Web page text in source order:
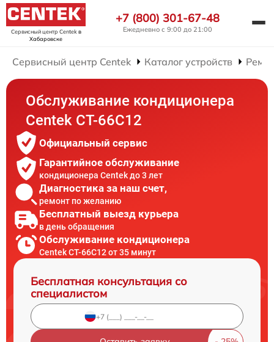
Сервисный центр Centekв
Хабаровске
+7 (800) 301-67-48
Ежедневно с 9:00 до 21:00
Сервисный центр Centek Каталог устройств
Обслуживание кондиционера
Centek CT-66C12
Официальный сервис
Гарантийное обслуживание
кондиционера Centek до 3 лет
Диагностика за наш счет,
ремонт по желанию
Бесплатный выезд курьера
в день обращения
Обслуживание кондиционера
Centek CT-66C12 от 35 минут
Бесплатная консультация со
специалистом